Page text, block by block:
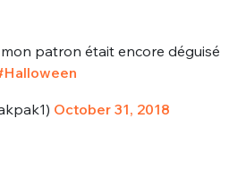
patron était encore déguisé
October 31, 2018